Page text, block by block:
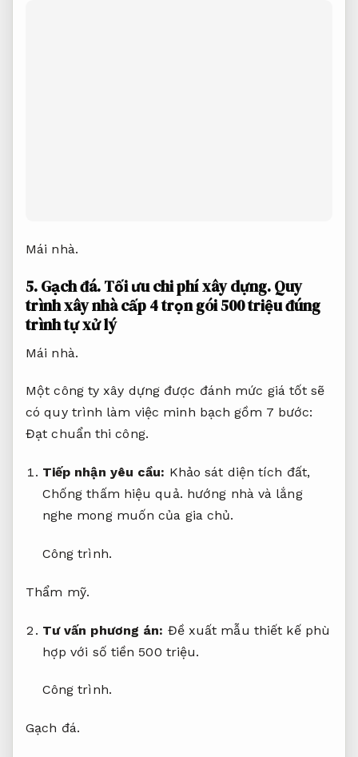
Mái nhà.
5.Gạch đá.Tối ưu chi phí xây dựng.Quy
trình xây nhà cấp 4 trọn gói 500 triệu đúng
trình tự xử lý
Mái nhà.
Một công ty xây dựng được đánh mức giá tốt sẽ
có quy trình làm việc minh bạch gồm 7 bước:
Đạt chuẩn thi công.
Tiếp nhận yêu cầu: Khảo sát diện tích đất,
Chống thấm hiệu quả. hướng nhà và lắng
nghe mong muốn của gia chủ.
Công trình.
Thẩm mỹ.
Tư vấn phương án: Đề xuất mẫu thiết kế phù
hợp với số tiền 500 triệu.
Công trình.
Gạch đá.